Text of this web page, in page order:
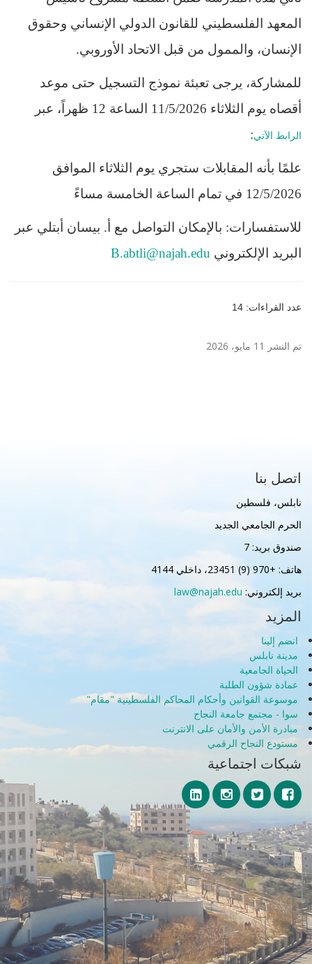
المعهد الفلسطيني للقانون الدولي الإنساني وحقوق
الإنسان، والممول من قبل الاتحاد الأوروبي.
للمشاركة، يرجى تعبئة نموذج التسجيل حتى موعد
أقصاه يوم
الثلاثاء
الرابط الآتي:
علمًا بأنه المقابلات ستجري يوم الثلاثاء الموافق
12/5/2026 في تمام الساعة الخامسة مساءً
للاستفسارات: بالإمكان التواصل مع أ. بيسان أبتلي عبر
البريد الإلكتروني B.abtli@najah.edu
عدد القراءات: 14
تم النشر 11 مايو، 2026
اتصل بنا
نابلس، فلسطين
الحرم الجامعي الجديد
صندوق بريد: 7
هاتف: +970 (9) 23451، داخلي 4144
بريد إلكتروني: law@najah.edu
المزيد
انضم إلينا
مدينة نابلس
الحياة الجامعية
عمادة شؤون الطلبة
موسوعة القوانين وأحكام المحاكم الفلسطينية "مقام"
سوا - مجتمع جامعة النجاح
مبادرة الأمن والأمان على الانترنت
مستودع النجاح الرقمي
شبكات اجتماعية